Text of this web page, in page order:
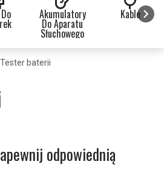
Akumulatory
Do Aparatu
Słuchowego
Kable
Tester baterii
odpowiednią